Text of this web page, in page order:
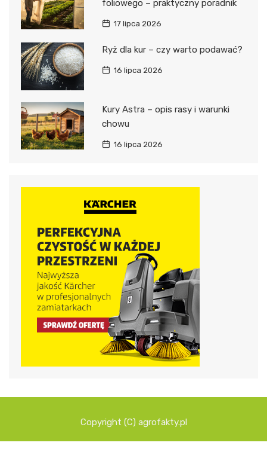
foliowego – praktyczny poradnik
17 lipca 2026
Ryż dla kur – czy warto podawać?
16 lipca 2026
Kury Astra – opis rasy i warunki
chowu
16 lipca 2026
Copyright (C) agrofakty.pl